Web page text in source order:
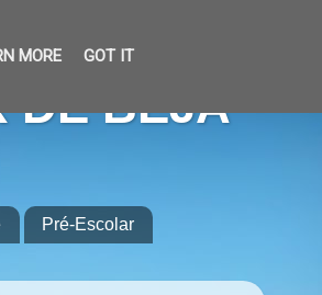
DE BEJA
Pré-Escolar
MORE GOT IT